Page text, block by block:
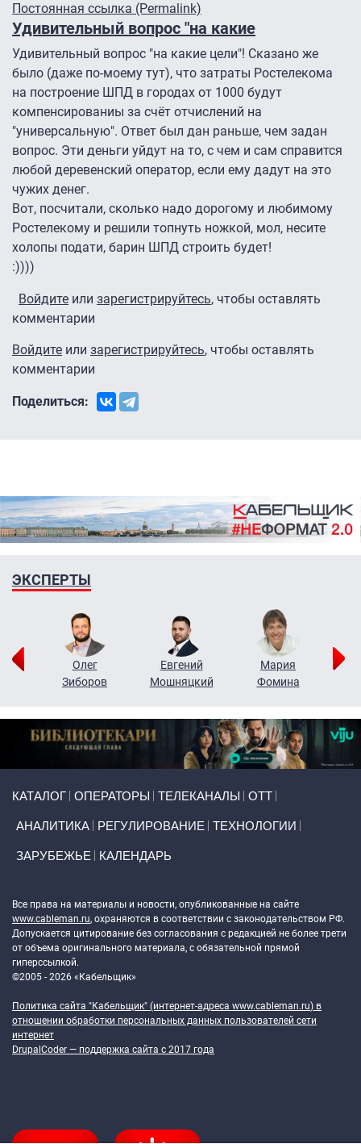
Постоянная ссылка (Permalink)
Удивительный вопрос "на какие
Удивительный вопрос "на какие цели"! Сказано же
было (даже по-моему тут), что затраты Ростелекома
на построение ШПД в городах от 1000 будут
компенсированиы за счёт отчислений на
"универсальную". Ответ был дан раньше, чем задан
вопрос. Эти деньги уйдут на то, с чем и сам справится
любой деревенский оператор, если ему дадут на это
чужих денег.
Вот, посчитали, сколько надо дорогому и любимому
Ростелекому и решили топнуть ножкой, мол, несите
холопы подати, барин ШПД строить будет!
:))))
Войдите или зарегистрируйтесь, чтобы оставлять
комментарии
Войдите или зарегистрируйтесь, чтобы оставлять
комментарии
Поделиться:
ЭКСПЕРТЫ
Олег
Зиборов
Евгений
Мошняцкий
Мария
Фомина
КАТАЛОГ ОПЕРАТОРЫ ТЕЛЕКАНАЛЫ ОТТ
АНАЛИТИКА РЕГУЛИРОВАНИЕ ТЕХНОЛОГИИ
ЗАРУБЕЖЬЕ КАЛЕНДАРЬ
Все права на материалы и новости, опубликованные на сайте
www.cableman.ru, охраняются в соответствии с законодательством РФ.
Допускается цитирование без согласования с редакцией не более трети
от объема оригинального материала, с обязательной прямой
гиперссылкой.
©2005 - 2026 «Кабельщик»
Политика сайта "Кабельщик" (интернет-адреса www.cableman.ru) в
отношении обработки персональных данных пользователей сети
интернет
DrupalCoder — поддержка сайта c 2017 года